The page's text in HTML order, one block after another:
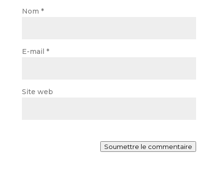
Nom *
E-mail *
Site web
Soumettre le commentaire